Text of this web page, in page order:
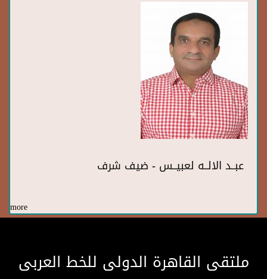
عبــد الالــه لعبيــس - ضيف شرف
more
ملتقى القاهرة الدولى للخط العربى